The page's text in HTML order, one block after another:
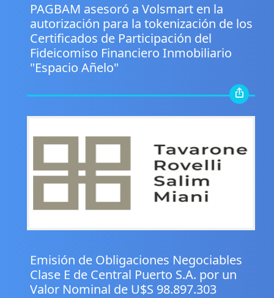
PAGBAM asesoró a Volsmart en la
autorización para la tokenización de los
Certificados de Participación del
Fideicomiso Financiero Inmobiliario
"Espacio Añelo"
Emisión de Obligaciones Negociables
Clase E de Central Puerto S.A. por un
Valor Nominal de U$S 98.897.303